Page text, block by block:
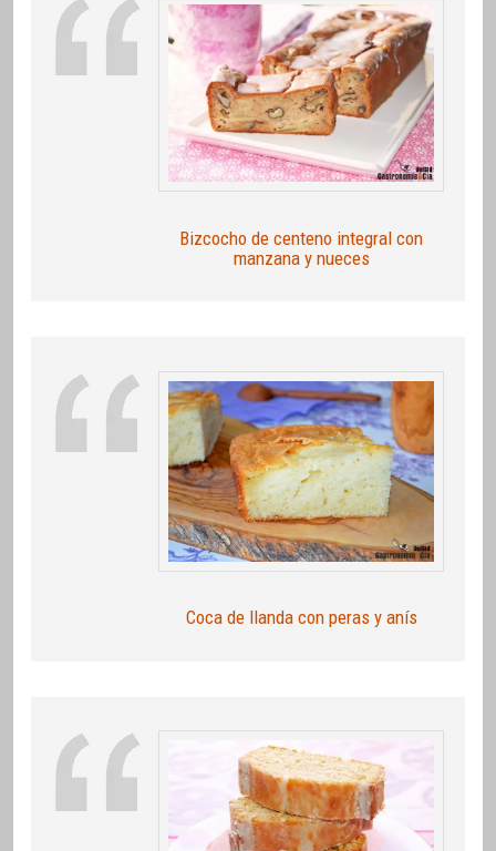
Bizcocho de centeno integral con
manzana y nueces
Coca de llanda con peras y anís